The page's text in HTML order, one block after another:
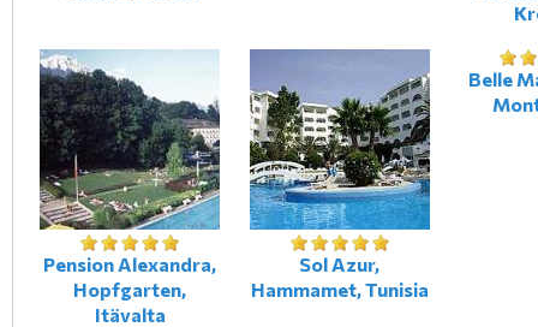
Pension Alexandra,
Hopfgarten,
Itävalta
Sol Azur,
Hammamet, Tunisia
Belle